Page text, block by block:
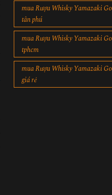
mua Rượu Whisky Yamazaki
tân phú
mua Rượu Whisky Yamazaki
tphcm
mua Rượu Whisky Yamazaki
giá rẻ